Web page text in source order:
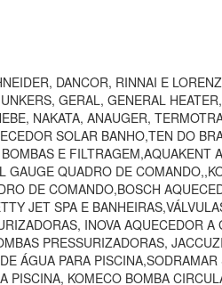
DANCOR, RINNAI E
GERAL, GENERAL
NAKATA, ANAUGER,
SOLAR BANHO,TEN DO
E FILTRAGEM,AQUAKENT
QUADRO DE
DE COMANDO,BOSCH
JET SPA E
INOVA AQUECEDOR
PRESSURIZADORAS,
ÁGUA PARA
PISCINA, KOMECO BOMBA